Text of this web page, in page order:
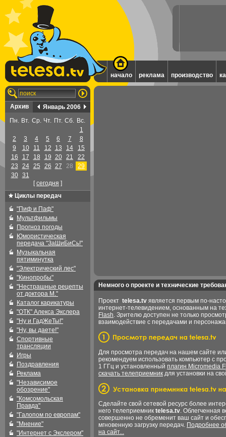
начало реклама производство
Архив
Январь 2006
Пн. Вт. Ср. Чт. Пт. Сб. Вс.
1
2
3 4 5 6 7
8
9
10 11 12 13 14
15
16
17 18 19 20 21
22
23
24 25 26 27 28
29
30
31
[cегодня ]
Циклы передач
"Пиф и Паф"
Мультфильмы
Прогноз погоды
Юмористическая
передача "ЗаШиБиСь!"
Музыкальная
пятиминутка
"Электрический лес"
"Кинопробы"
"Нестрашные рецепты
от доктора М."
Каталог карикатуры
"ОТК" Алекса Экслера
"Ну и ГадЖеТы!"
"Ну, вы даете!"
Спортивные
трансляции
Игры
Поздравления
Реклама
"Независимое
обозрение"
"Комсомольская
Правда"
"Галопом по европам"
"Мнение"
"Интернет с Экслером"
Немного о проекте и технические
Проект telesa.tv является первым по-
интернет-телевидением, основанным на
Flash. Зрителю доступен не только
взаимодействие с передачами и
Для просмотра передач на нашем сайте
рекомендуем использовать компьютер с
1 ГГц и установленный плагин Micromedia
скачать телеприемник для установки на
Сделайте свой сетевой ресурс более
него телеприемник telesa.tv. Облегченная
совершенно не обременит ваш сайт и
мгновенную загрузку передач. Подробнее
на сайт...